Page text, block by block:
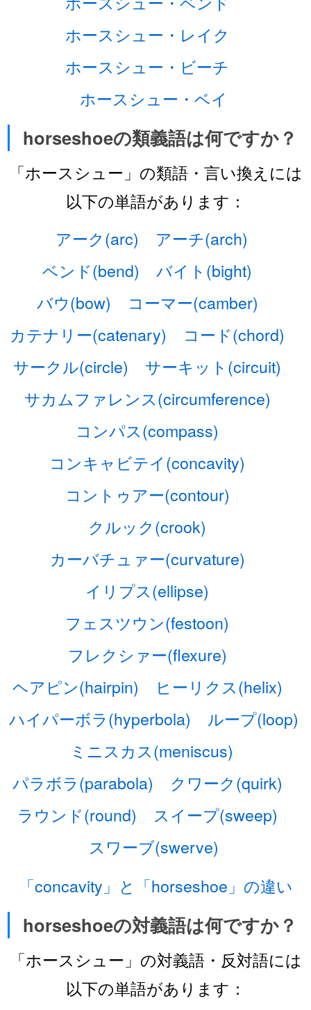
ホースシュー・レイク
ホースシュー・ビーチ
ホースシュー・ベイ
horseshoeの類義語は何ですか？
「ホースシュー」の類語・言い換えには
以下の単語があります：
アーク(arc)
アーチ(arch)
ベンド(bend)
バイト(bight)
バウ(bow)
コーマー(camber)
カテナリー(catenary)
コード(chord)
サークル(circle)
サーキット(circuit)
サカムファレンス(circumference)
コンパス(compass)
コンキャビテイ(concavity)
コントゥアー(contour)
クルック(crook)
カーバチュァー(curvature)
イリプス(ellipse)
フェスツウン(festoon)
フレクシァー(flexure)
ヘアピン(hairpin)
ヒーリクス(helix)
ハイパーボラ(hyperbola)
ループ(loop)
ミニスカス(meniscus)
パラボラ(parabola)
クワーク(quirk)
ラウンド(round)
スイープ(sweep)
スワーブ(swerve)
「concavity」と「horseshoe」の違い
horseshoeの対義語は何ですか？
「ホースシュー」の対義語・反対語には
以下の単語があります：